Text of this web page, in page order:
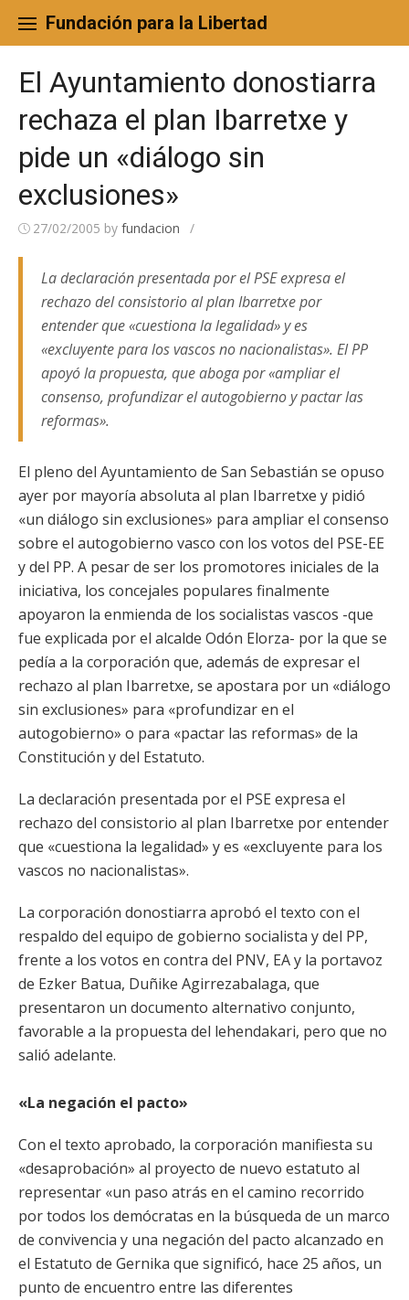
content
Fundación para la Libertad
El Ayuntamiento donostiarra
rechaza el plan Ibarretxe y
pide un «diálogo sin
exclusiones»
27/02/2005 by fundacion /
La declaración presentada por el PSE expresa el
rechazo del consistorio al plan Ibarretxe por
entender que «cuestiona la legalidad» y es
«excluyente para los vascos no nacionalistas». El PP
apoyó la propuesta, que aboga por «ampliar el
consenso, profundizar el autogobierno y pactar las
reformas».
El pleno del Ayuntamiento de San Sebastián se opuso
ayer por mayoría absoluta al plan Ibarretxe y pidió
«un diálogo sin exclusiones» para ampliar el consenso
sobre el autogobierno vasco con los votos del PSE-EE
y del PP. A pesar de ser los promotores iniciales de la
iniciativa, los concejales populares finalmente
apoyaron la enmienda de los socialistas vascos -que
fue explicada por el alcalde Odón Elorza- por la que se
pedía a la corporación que, además de expresar el
rechazo al plan Ibarretxe, se apostara por un «diálogo
sin exclusiones» para «profundizar en el
autogobierno» o para «pactar las reformas» de la
Constitución y del Estatuto.
La declaración presentada por el PSE expresa el
rechazo del consistorio al plan Ibarretxe por entender
que «cuestiona la legalidad» y es «excluyente para los
vascos no nacionalistas».
La corporación donostiarra aprobó el texto con el
respaldo del equipo de gobierno socialista y del PP,
frente a los votos en contra del PNV, EA y la portavoz
de Ezker Batua, Duñike Agirrezabalaga, que
presentaron un documento alternativo conjunto,
favorable a la propuesta del lehendakari, pero que no
salió adelante.
«La negación el pacto»
Con el texto aprobado, la corporación manifiesta su
«desaprobación» al proyecto de nuevo estatuto al
representar «un paso atrás en el camino recorrido
por todos los demócratas en la búsqueda de un marco
de convivencia y una negación del pacto alcanzado en
el Estatuto de Gernika que significó, hace 25 años, un
punto de encuentro entre las diferentes